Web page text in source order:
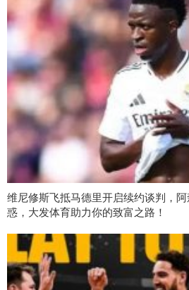
维尼修斯飞抵马德里开启续约谈判，阿
惑，大发体育助力你的致富之路！